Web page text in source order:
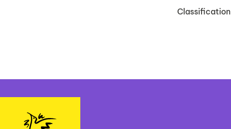
Classification